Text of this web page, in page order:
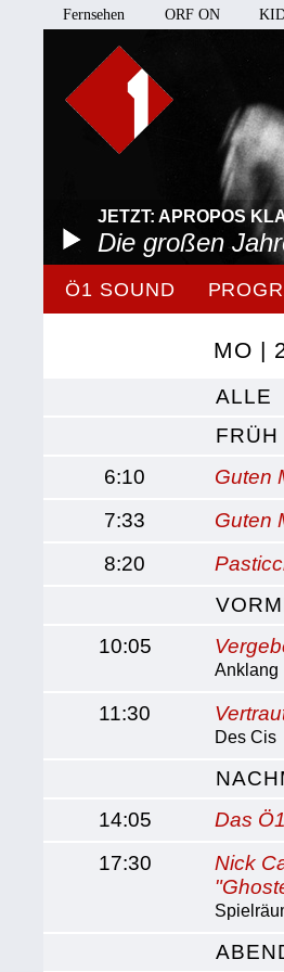
Fernsehen ORF ON
JETZT: APROPOS
Die großen
Ö1 SOUND
MO |
ALLE
FRÜH
6:10
Guten
7:33
Guten
8:20
10:05
Anklang
11:30
Des Cis
14:05
Das
17:30
Nick